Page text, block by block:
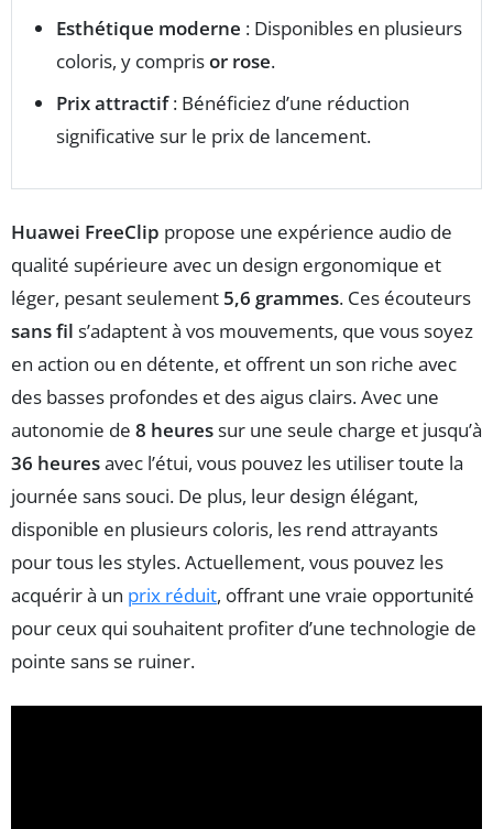
Esthétique moderne : Disponibles en plusieurs
coloris, y comprisor rose.
Prix attractif: Bénéficiez d’une réduction
significative sur le prix de lancement.
Huawei FreeClip propose une expérience audio de
qualité supérieure avec un design ergonomique et
léger, pesant seulement 5,6 grammes. Ces écouteurs
sans fil s’adaptent à vos mouvements, que vous soyez
en action ou en détente, et offrent un son riche avec
des basses profondes et des aigus clairs. Avec une
autonomie de 8 heuressur une seule charge et jusqu’à
36 heuresavec l’étui, vous pouvez les utiliser toute la
journée sans souci. De plus, leur design élégant,
disponible en plusieurs coloris, les rend attrayants
pour tous les styles. Actuellement, vous pouvez les
acquérir à un prix réduit, offrant une vraie opportunité
pour ceux qui souhaitent profiter d’une technologie de
pointe sans se ruiner.